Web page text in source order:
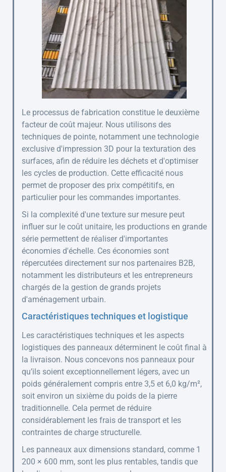
Le processus de fabrication constitue le deuxième
facteur de coût majeur. Nous utilisons des
techniques de pointe, notamment une technologie
exclusive d'impression 3D pour la texturation des
surfaces, afin de réduire les déchets et d'optimiser
les cycles de production. Cette efficacité nous
permet de proposer des prix compétitifs, en
particulier pour les commandes importantes.
Si la complexité d'une texture sur mesure peut
influer sur le coût unitaire, les productions en grande
série permettent de réaliser d'importantes
économies d'échelle. Ces économies sont
répercutées directement sur nos partenaires B2B,
notamment les distributeurs et les entrepreneurs
chargés de la gestion de grands projets
d'aménagement urbain.
Caractéristiques techniques et logistique
Les caractéristiques techniques et les aspects
logistiques des panneaux déterminent le coût final à
la livraison. Nous concevons nos panneaux pour
qu’ils soient exceptionnellement légers, avec un
poids généralement compris entre 3,5 et 6,0 kg/m²,
soit environ un sixième du poids de la pierre
traditionnelle. Cela permet de réduire
considérablement les frais de transport et les
contraintes de charge structurelle.
Les panneaux aux dimensions standard, comme 1
200 × 600 mm, sont les plus rentables, tandis que